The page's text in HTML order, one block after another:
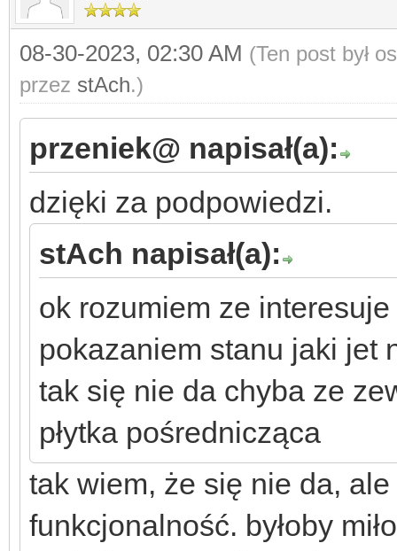
08-30-2023, 02:30 AM (Ten post był
przez stAch.)
przeniek@ napisał(a):
dzięki za podpowiedzi.
stAch napisał(a):
ok rozumiem ze
pokazaniem stanu jaki jet
tak się nie da chyba ze
płytka pośrednicząca
tak wiem, że się nie da,
funkcjonalność. byłoby